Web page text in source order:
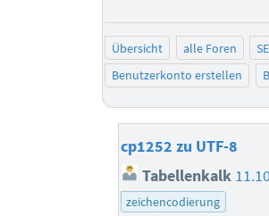
Übersicht alle Foren
Benutzerkonto erstellen
cp1252 zu UTF-8
Tabellenkalk
zeichencodierung